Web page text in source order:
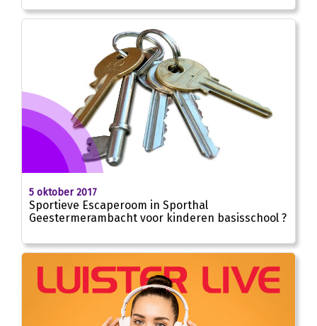
5 oktober 2017
Sportieve Escaperoom in Sporthal
Geestermerambacht voor kinderen basisschool ?